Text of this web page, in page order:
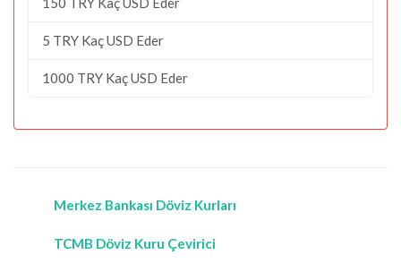
5 TRY Kaç USD Eder
1000 TRY Kaç USD Eder
Merkez Bankası Döviz Kurları
TCMB Döviz Kuru Çevirici